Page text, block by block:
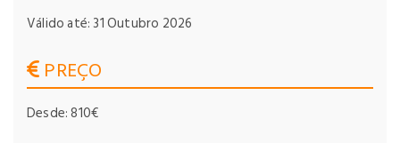
Válido até: 31 Outubro 2026
PREÇO
Desde: 810€